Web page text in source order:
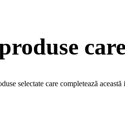
selectate care completează